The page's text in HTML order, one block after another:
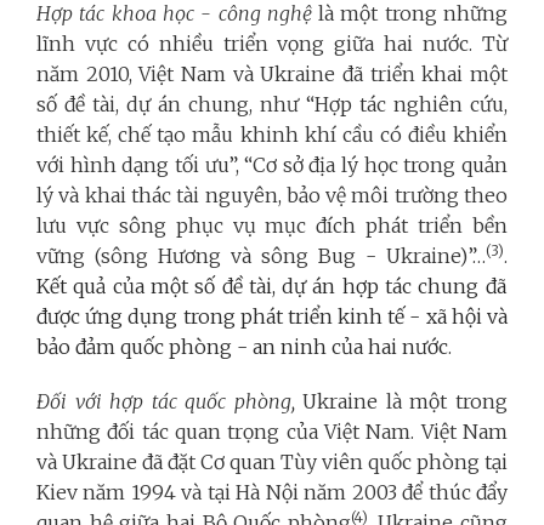
Hợp tác khoa học - công nghệ là một trong những
lĩnh vực có nhiều triển vọng giữa hai nước. Từ
năm 2010, Việt Nam và Ukraine đã triển khai một
số đề tài, dự án chung, như “Hợp tác nghiên cứu,
thiết kế, chế tạo mẫu khinh khí cầu có điều khiển
với hình dạng tối ưu”, “Cơ sở địa lý học trong quản
lý và khai thác tài nguyên, bảo vệ môi trường theo
lưu vực sông phục vụ mục đích phát triển bền
vững (sông Hương và sông Bug - Ukraine)”…(3).
Kết quả của một số đề tài, dự án hợp tác chung đã
được ứng dụng trong phát triển kinh tế - xã hội và
bảo đảm quốc phòng - an ninh của hai nước.
Đối với hợp tác quốc phòng,Ukraine là một trong
những đối tác quan trọng của Việt Nam. Việt Nam
và Ukraine đã đặt Cơ quan Tùy viên quốc phòng tại
Kiev năm 1994 và tại Hà Nội năm 2003 để thúc đẩy
(4)